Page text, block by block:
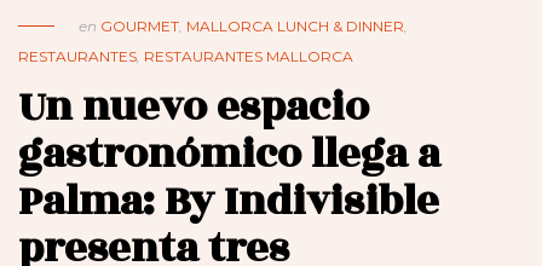
en GOURMET, MALLORCA LUNCH & DINNER,
RESTAURANTES, RESTAURANTES MALLORCA
Un nuevo espacio
gastronómico llega a
Palma: By Indivisible
presenta tres